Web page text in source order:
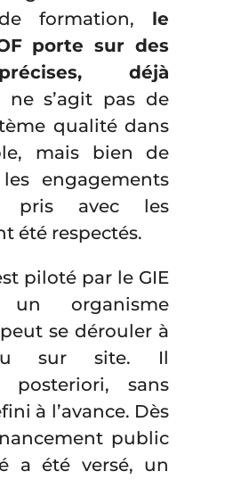
formation, le
porte sur des
déjà
ne s’agit pas de
qualité dans
mais bien de
engagements
pris avec les
été respectés.
piloté par le GIE
organisme
se dérouler à
sur site. Il
posteriori, sans
à l’avance. Dès
public
a été versé, un